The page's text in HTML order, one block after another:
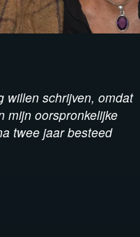
willen schrijven, omdat
mijn oorspronkelijke
twee jaar besteed